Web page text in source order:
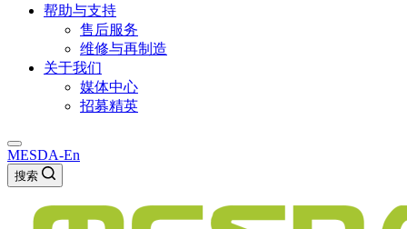
帮助与支持
售后服务
维修与再制造
关于我们
媒体中心
招募精英
MESDA-En
搜索